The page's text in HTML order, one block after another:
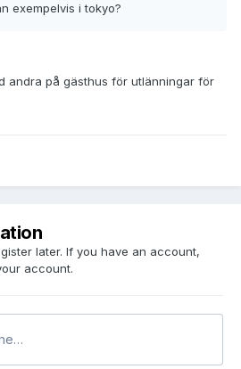
exempelvis i tokyo?
andra på gästhus för utlänningar för
later. If you have an account,
account.